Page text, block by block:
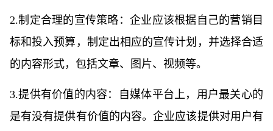
2.制定合理的宣传策略：企业应该根据自己的营销目
标和投入预算，制定出相应的宣传计划，并选择合适
的内容形式，包括文章、图片、视频等。
3.提供有价值的内容：自媒体平台上，用户最关心的
是有没有提供有价值的内容。企业应该提供对用户有